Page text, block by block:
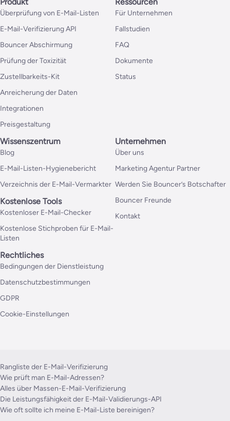
Produkt
Überprüfung von E-Mail-Listen
E-Mail-Verifizierung API
Bouncer Abschirmung
Prüfung der Toxizität
Zustellbarkeits-Kit
Anreicherung der Daten
Integrationen
Preisgestaltung
Ressourcen
Für Unternehmen
Fallstudien
FAQ
Dokumente
Status
Wissenszentrum
Blog
E-Mail-Listen-Hygienebericht
Verzeichnis der E-Mail-Vermarkter
Kostenlose Tools
Kostenloser E-Mail-Checker
Kostenlose Stichproben für E-Mail-
Listen
Unternehmen
Über uns
Marketing Agentur Partner
Werden Sie Bouncer’s Botschafter
Bouncer Freunde
Kontakt
Rechtliches
Bedingungen der Dienstleistung
Datenschutzbestimmungen
GDPR
Cookie-Einstellungen
Rangliste der E-Mail-Verifizierung
Wie prüft man E-Mail-Adressen?
Alles über Massen-E-Mail-Verifizierung
Die Leistungsfähigkeit der E-Mail-Validierungs-API
Wie oft sollte ich meine E-Mail-Liste bereinigen?